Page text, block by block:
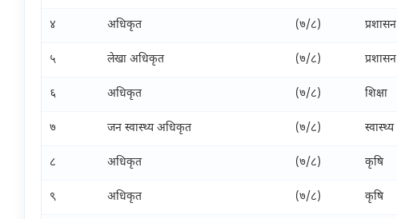
४ अधिकृत (७/८) प्रशासन
५ लेखा अधिकृत (७/८) प्रशासन
६ अधिकृत (७/८) शिक्षा
७ जन स्वास्थ्य अधिकृत (७/८) स्वास्थ्य
८ अधिकृत (७/८) कृषि
९ अधिकृत (७/८) कृषि